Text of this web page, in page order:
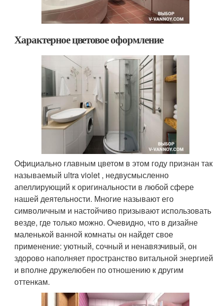
Характерное цветовое оформление
Официально главным цветом в этом году признан так
называемый ultra violet , недвусмысленно
апеллирующий к оригинальности в любой сфере
нашей деятельности. Многие называют его
символичным и настойчиво призывают использовать
везде, где только можно. Очевидно, что в дизайне
маленькой ванной комнаты он найдет свое
применение: уютный, сочный и ненавязчивый, он
здорово наполняет пространство витальной энергией
и вполне дружелюбен по отношению к другим
оттенкам.